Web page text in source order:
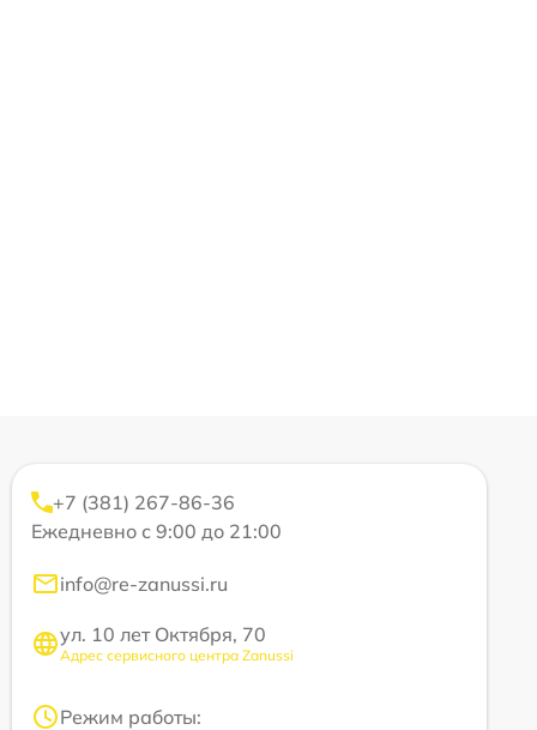
+7 (381) 267-86-36
Ежедневно с 9:00 до 21:00
info@re-zanussi.ru
ул. 10 лет Октября, 70
Адрес сервисного центра Zanussi
Режим работы: